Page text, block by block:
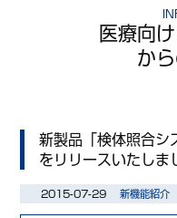
医療向
か
新製品「検体照合シ
をリリースいたしま
2015-07-29 新機能紹介